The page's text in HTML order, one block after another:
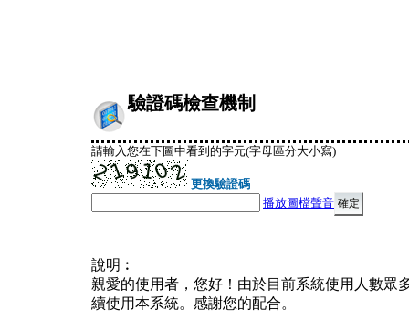
驗證碼檢查機制
請輸入您在下圖中看到的字元(字母區分大小寫)
更換驗證碼
播放圖檔聲音
說明︰
親愛的使用者，您好！由於目前系統使用人數眾
續使用本系統。感謝您的配合。